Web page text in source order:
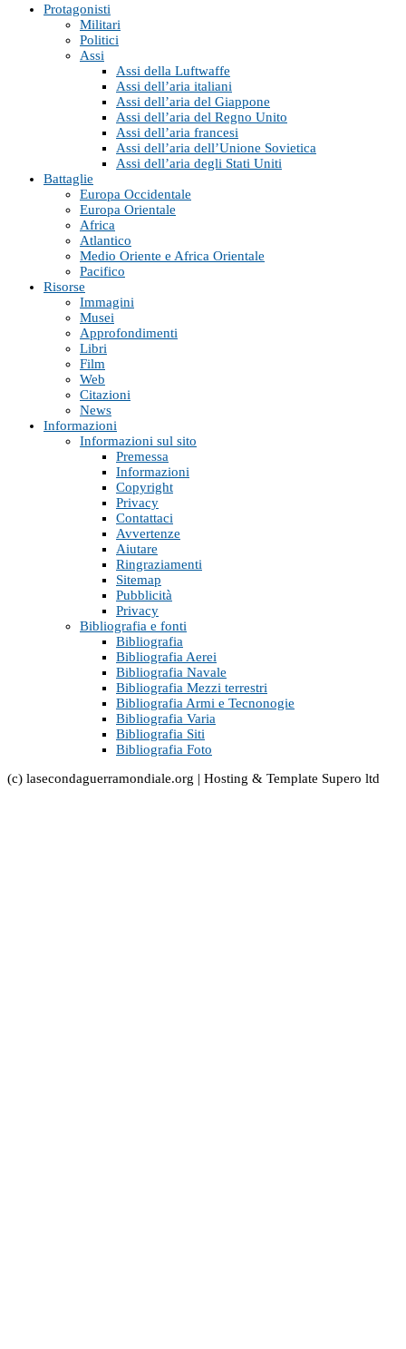
Protagonisti
Militari
Politici
Assi
Assi della Luftwaffe
Assi dell’aria italiani
Assi dell’aria del Giappone
Assi dell’aria del Regno Unito
Assi dell’aria francesi
Assi dell’aria dell’Unione Sovietica
Assi dell’aria degli Stati Uniti
Battaglie
Europa Occidentale
Europa Orientale
Africa
Atlantico
Medio Oriente e Africa Orientale
Pacifico
Risorse
Immagini
Musei
Approfondimenti
Libri
Film
Web
Citazioni
News
Informazioni
Informazioni sul sito
Premessa
Informazioni
Copyright
Privacy
Contattaci
Avvertenze
Aiutare
Ringraziamenti
Sitemap
Pubblicità
Privacy
Bibliografia e fonti
Bibliografia
Bibliografia Aerei
Bibliografia Navale
Bibliografia Mezzi terrestri
Bibliografia Armi e Tecnonogie
Bibliografia Varia
Bibliografia Siti
Bibliografia Foto
(c) lasecondaguerramondiale.org | Hosting & Template Supero ltd